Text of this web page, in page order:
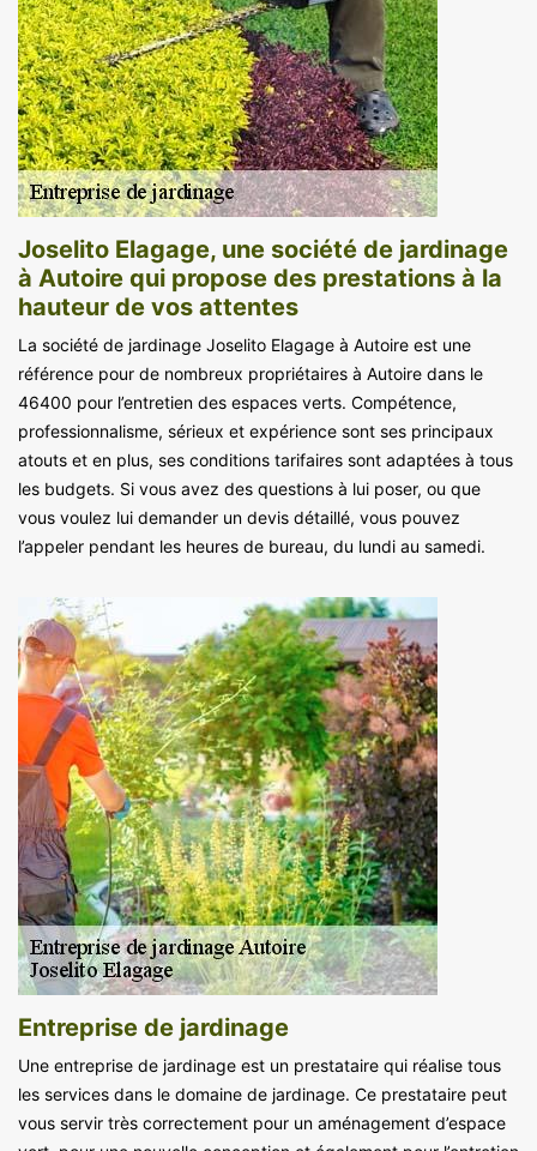
Joselito Elagage, une société de jardinage
à Autoire qui propose des prestations à la
hauteur de vos attentes
La société de jardinage Joselito Elagage à Autoire est une
référence pour de nombreux propriétaires à Autoire dans le
46400 pour l’entretien des espaces verts. Compétence,
professionnalisme, sérieux et expérience sont ses principaux
atouts et en plus, ses conditions tarifaires sont adaptées à tous
les budgets. Si vous avez des questions à lui poser, ou que
vous voulez lui demander un devis détaillé, vous pouvez
l’appeler pendant les heures de bureau, du lundi au samedi.
Entreprise de jardinage
Une entreprise de jardinage est un prestataire qui réalise tous
les services dans le domaine de jardinage. Ce prestataire peut
vous servir très correctement pour un aménagement d’espace